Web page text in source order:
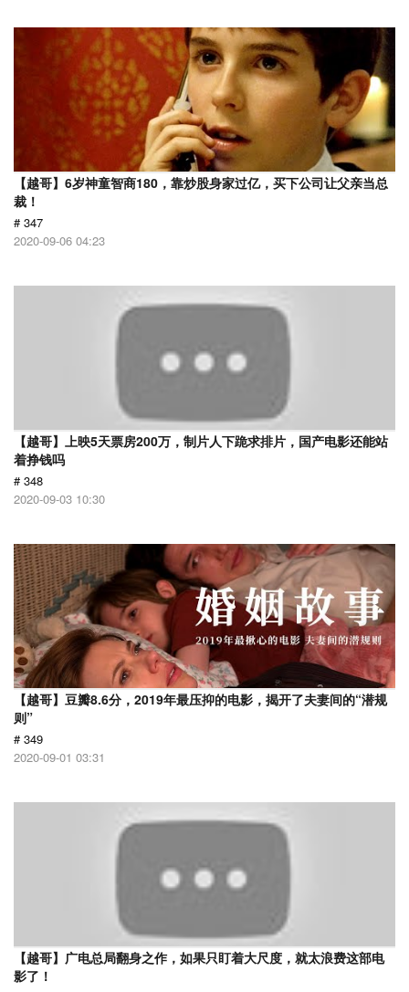
【越哥】6岁神童智商180，靠炒股身家过亿，买下公司让父亲当总
裁！
# 347
2020-09-06 04:23
【越哥】上映5天票房200万，制片人下跪求排片，国产电影还能站
着挣钱吗
# 348
2020-09-03 10:30
【越哥】豆瓣8.6分，2019年最压抑的电影，揭开了夫妻间的“潜规
则”
# 349
2020-09-01 03:31
【越哥】广电总局翻身之作，如果只盯着大尺度，就太浪费这部电
影了！